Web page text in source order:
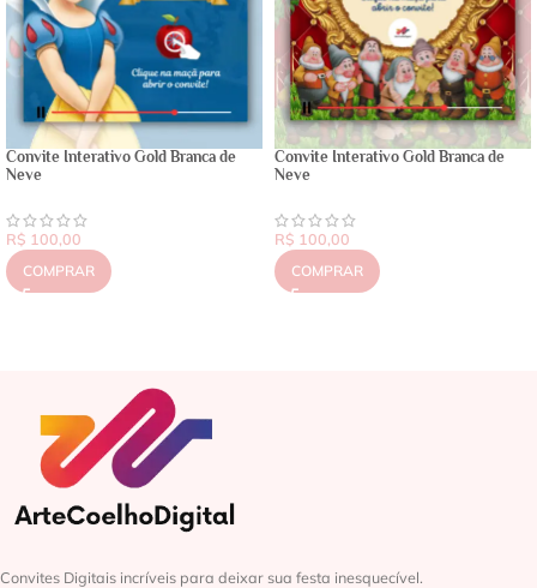
Convite Interativo Gold Branca de
Neve
R$ 100,00
COMPRAR
Convite Interativo Gold Branca de
Neve
R$ 100,00
COMPRAR
Convites Digitais incríveis para deixar sua festa inesquecível.